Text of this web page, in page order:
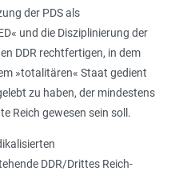
der PDS als
und die Disziplinierung der
DDR rechtfertigen, in dem
»totalitären« Staat gedient
zu haben, der mindestens
Reich gewesen sein soll.
DDR/Drittes Reich-